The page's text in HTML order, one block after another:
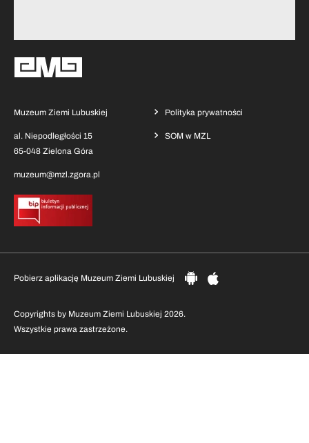
Muzeum Ziemi Lubuskiej
al. Niepodległości 15
65-048 Zielona Góra
muzeum@mzl.zgora.pl
Polityka prywatności
SOM w MZL
Copyrights by Muzeum Ziemi Lubuskiej 2026.
Wszystkie prawa zastrzeżone.
Pobierz aplikację Muzeum Ziemi Lubuskiej